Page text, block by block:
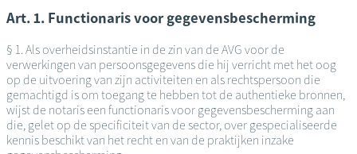
Art. 1. Functionaris voor gegevensbescherming
§ 1. Als overheidsinstantie in de zin van de AVG voor de
verwerkingen van persoonsgegevens die hij verricht met het oog
op de uitvoering van zijn activiteiten en als rechtspersoon die
gemachtigd is om toegang te hebben tot de authentieke bronnen,
wijst de notaris een functionaris voor gegevensbescherming aan
die, gelet op de specificiteit van de sector, over gespecialiseerde
kennis beschikt van het recht en van de praktijken inzake